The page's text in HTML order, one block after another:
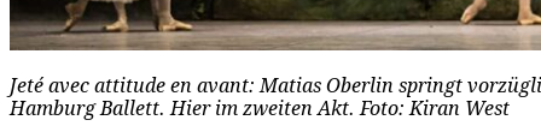
Jeté avec attitude en avant: Matias Oberlin springt
Hamburg Ballett. Hier im zweiten Akt. Foto: Kiran West